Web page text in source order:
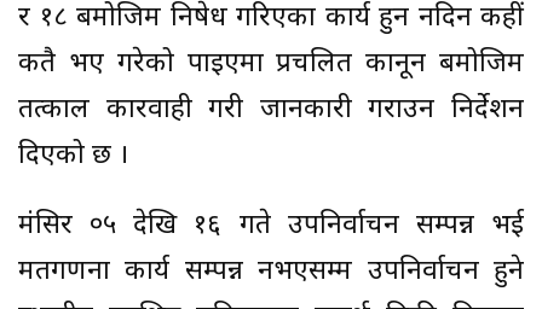
र १८ बमोजिम निषेध गरिएका कार्य हुन नदिन कहीं
कतै भए गरेको पाइएमा प्रचलित कानून बमोजिम
तत्काल कारवाही गरी जानकारी गराउन निर्देशन
दिएको छ ।
मंसिर ०५ देखि १६ गते उपनिर्वाचन सम्पन्न भई
मतगणना कार्य सम्पन्न नभएसम्म उपनिर्वाचन हुने